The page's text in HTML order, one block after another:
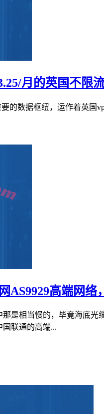
月的英国不限
的数据枢纽，运作着英
AS9929高端网络
是相当慢的，毕竟海底
联通的高端...